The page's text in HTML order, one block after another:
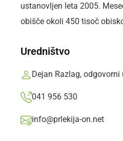
ustanovljen leta 2005.
obišče okoli 450 tisoč
Uredništvo
Dejan Razlag, odgovorni
041 956 530
info@prlekija-on.net
Naslovnica Črna